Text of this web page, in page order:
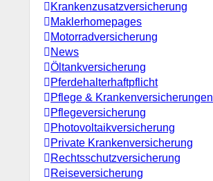
Krankenzusatzversicherung
Maklerhomepages
Motorradversicherung
News
Öltankversicherung
Pferdehalterhaftpflicht
Pflege & Krankenversicherungen
Pflegeversicherung
Photovoltaikversicherung
Private Krankenversicherung
Rechtsschutzversicherung
Reiseversicherung